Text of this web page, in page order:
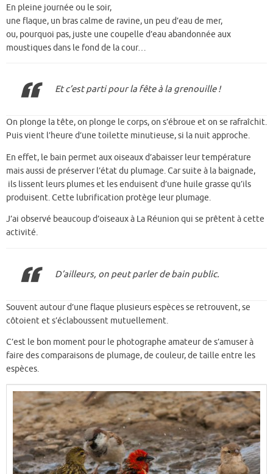
En pleine journée ou le soir,
une flaque, un bras calme de ravine, un peu d’eau de mer,
ou, pourquoi pas, juste une coupelle d’eau abandonnée aux
moustiques dans le fond de la cour…
Et c’est parti pour la fête à la grenouille !
On plonge la tête, on plonge le corps, on s’ébroue et on se rafraîchit.
Puis vient l’heure d’une toilette minutieuse, si la nuit approche.
En effet, le bain permet aux oiseaux d’abaisser leur température
mais aussi de préserver l’état du plumage. Car suite à la baignade,
ils lissent leurs plumes et les enduisent d’une huile grasse qu’ils
produisent. Cette lubrification protège leur plumage.
J’ai observé beaucoup d’oiseaux à La Réunion qui se prêtent à cette
activité.
D’ailleurs, on peut parler de bain public.
Souvent autour d’une flaque plusieurs espèces se retrouvent, se
côtoient et s’éclaboussent mutuellement.
C’est le bon moment pour le photographe amateur de s’amuser à
faire des comparaisons de plumage, de couleur, de taille entre les
espèces.